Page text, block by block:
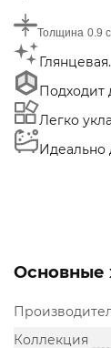
Толщина 0.9
Глянцевая.
Подходит
Легко
Идеально
Основные
Коллекция